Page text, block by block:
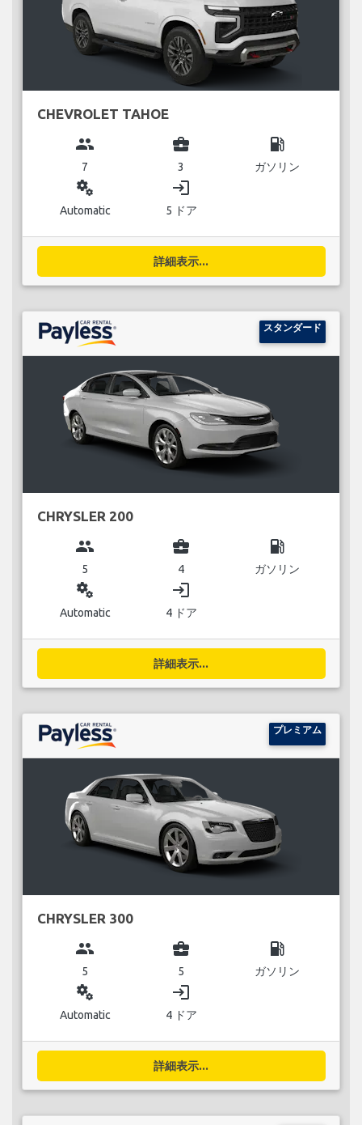
CHEVROLET TAHOE
group
7
business_center
3
local_gas_station
ガソリン
miscellaneous_services
Automatic
login
5 ドア
詳細表示...
スタンダード
CHRYSLER 200
group
5
business_center
4
local_gas_station
ガソリン
miscellaneous_services
Automatic
login
4 ドア
詳細表示...
プレミアム
CHRYSLER 300
group
5
business_center
5
local_gas_station
ガソリン
miscellaneous_services
Automatic
login
4 ドア
詳細表示...